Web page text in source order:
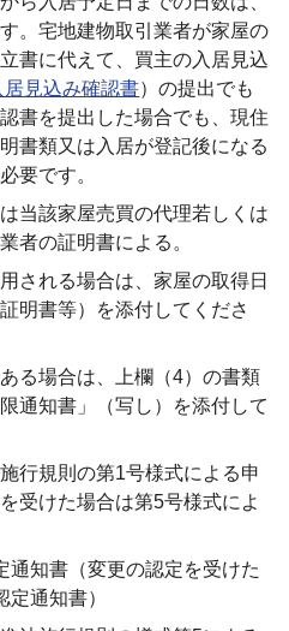
。宅地建物取引業者が家屋の
書に代えて、買主の入居見込
居見込み確認書）の提出でも
書を提出した場合でも、現住
書類又は入居が登記後になる
要です。
当該家屋売買の代理若しくは
者の証明書による。
される場合は、家屋の取得日
明書等）を添付してくださ
る場合は、上欄（4）の書類
通知書」（写し）を添付して
行規則の第1号様式による申
受けた場合は第5号様式によ
通知書（変更の認定を受けた
通知書）